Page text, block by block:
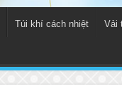
Túi khí cách nhiệt Vải